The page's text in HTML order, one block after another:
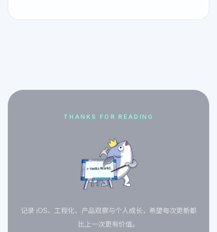
THANKS FOR READING
记录 iOS、工程化、产品观察与个人成长，希望每次更新都
比上一次更有价值。